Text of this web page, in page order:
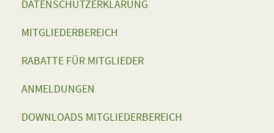
DATENSCHUTZERKLÄRUNG
MITGLIEDERBEREICH
RABATTE FÜR MITGLIEDER
ANMELDUNGEN
DOWNLOADS MITGLIEDERBEREICH